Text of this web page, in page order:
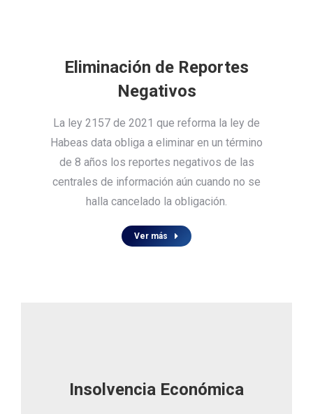
Eliminación de Reportes
Negativos
La ley 2157 de 2021 que reforma la ley de
Habeas data obliga a eliminar en un término
de 8 años los reportes negativos de las
centrales de información aún cuando no se
halla cancelado la obligación.
Ver más
Insolvencia Económica